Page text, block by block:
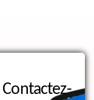
Contactez-